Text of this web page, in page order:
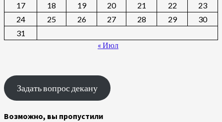
17
18 19 20 21 22
23
24
25 26 27 28 29
30
31
« Июл
Задать вопрос декану
Возможно, вы пропустили